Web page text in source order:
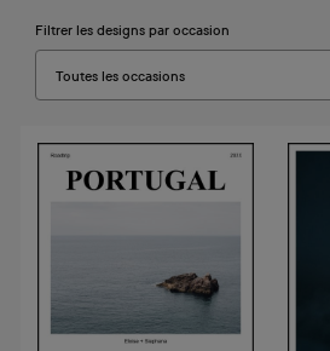
Filtrer les designs par occasion